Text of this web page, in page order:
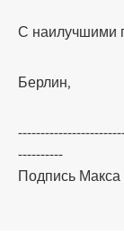
С наилучшими
Берлин,
----------
Подпись